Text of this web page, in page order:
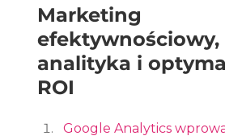
Marketing
efektywnościowy,
analityka i
ROI
Google Analytics